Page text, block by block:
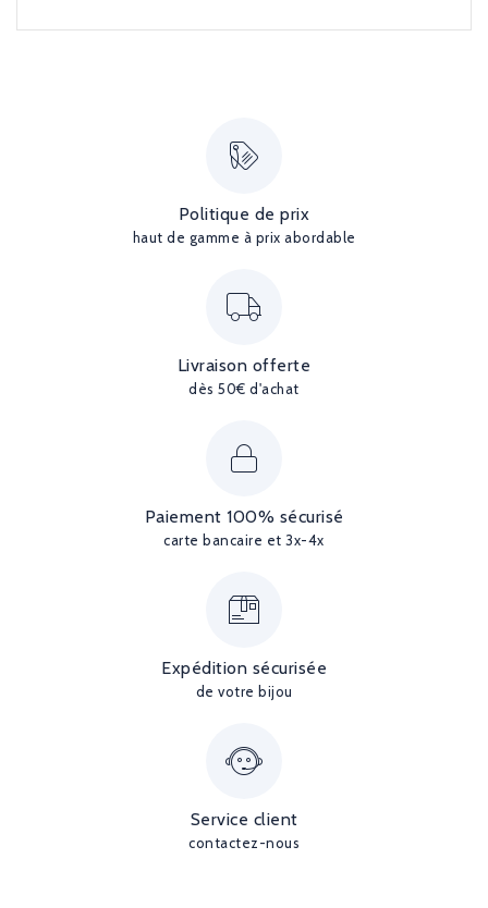
Politique de prix
haut de gamme à prix abordable
Livraison offerte
dès 50€ d'achat
Paiement 100% sécurisé
carte bancaire et 3x-4x
Expédition sécurisée
de votre bijou
Service client
contactez-nous